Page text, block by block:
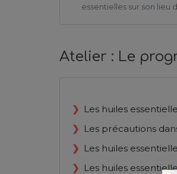
essentielles sur son lieu
Atelier : Le
Les huiles
Les précautions
Les huiles
Les huiles